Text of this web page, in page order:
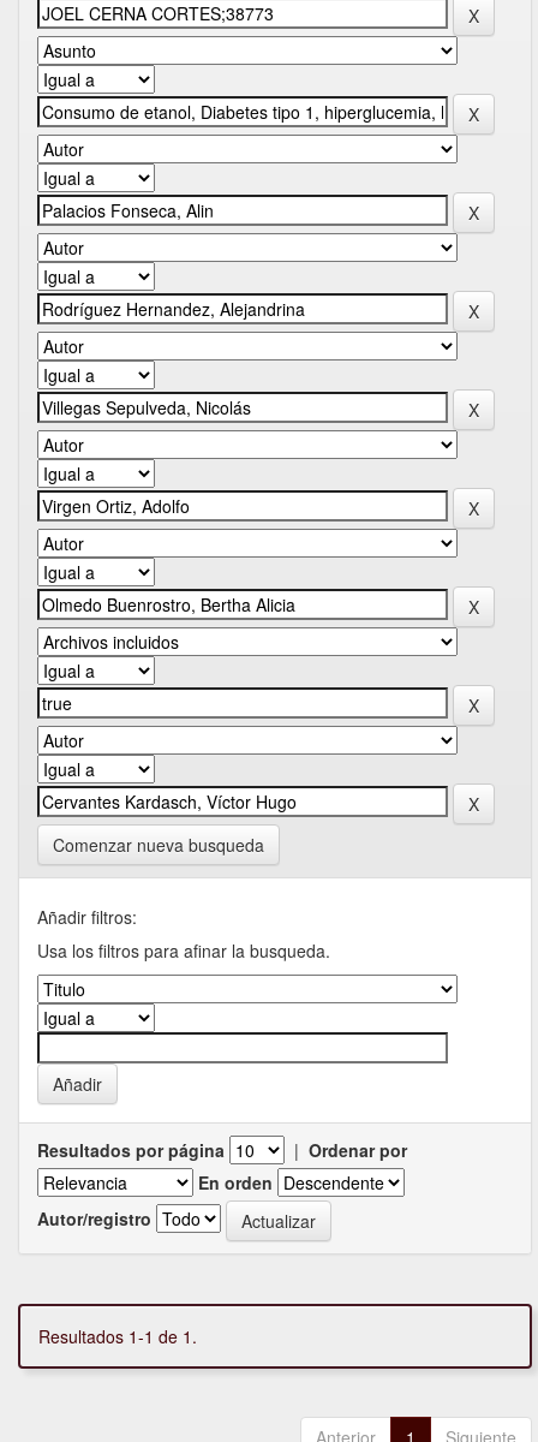
Comenzar nueva busqueda
Añadir filtros:
Usa los filtros para afinar la busqueda.
Resultados por página | Ordenar por
En orden
Autor/registro
Resultados 1-1 de 1.